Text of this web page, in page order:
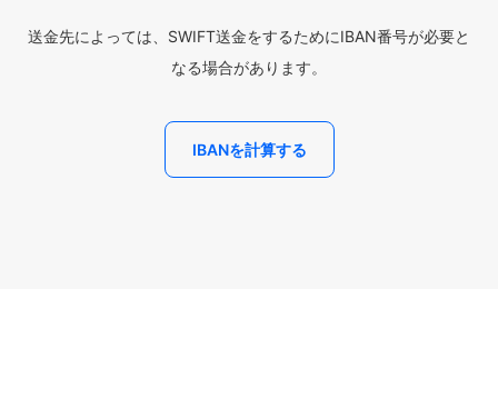
送金先によっては、SWIFT送金をするためにIBAN番号が必要と
なる場合があります。
IBANを計算する